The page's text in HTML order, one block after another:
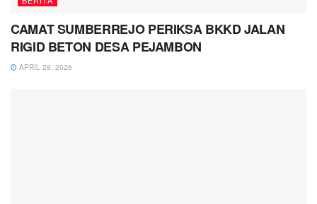
CAMAT SUMBERREJO PERIKSA BKKD JALAN
RIGID BETON DESA PEJAMBON
APRIL 28, 2026